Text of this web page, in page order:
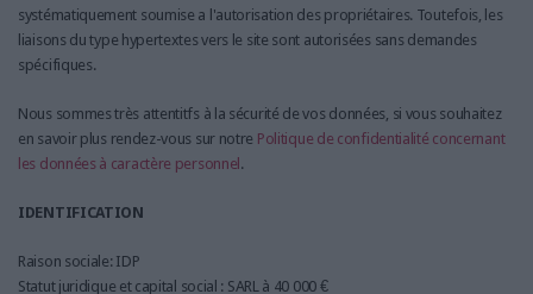
systématiquement soumise a l'autorisation des propriétaires. Toutefois, les
liaisons du type hypertextes vers le site sont autorisées sans demandes
spécifiques.
Nous sommes très attentitfs à la sécurité de vos données, si vous souhaitez
en savoir plus rendez-vous sur notre Politique de confidentialité concernant
les données à caractère personnel .
IDENTIFICATION
Raison sociale: IDP
Statut juridique et capital social : SARL à 40 000 €